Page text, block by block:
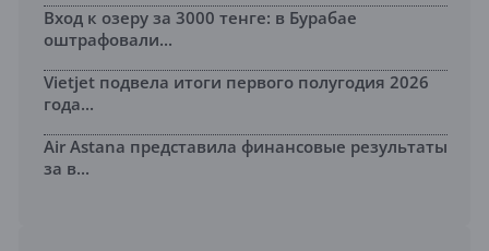
Вход к озеру за 3000 тенге: в Бурабае
оштрафовали...
Vietjet подвела итоги первого полугодия 2026
года...
Air Astana представила финансовые результаты
за в...